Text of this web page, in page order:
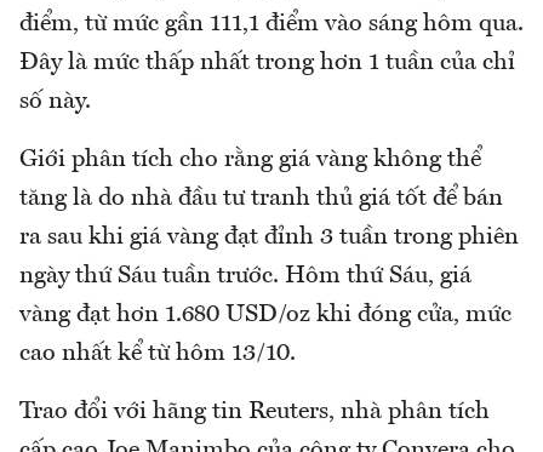
điểm, từ mức gần 111,1 điểm vào sáng hôm qua.
Đây là mức thấp nhất trong hơn 1 tuần của chỉ
số này.
Giới phân tích cho rằng giá vàng không thể
tăng là do nhà đầu tư tranh thủ giá tốt để bán
ra sau khi giá vàng đạt đỉnh 3 tuần trong phiên
ngày thứ Sáu tuần trước. Hôm thứ Sáu, giá
vàng đạt hơn 1.680 USD/oz khi đóng cửa, mức
cao nhất kể từ hôm 13/10.
Trao đổi với hãng tin Reuters, nhà phân tích